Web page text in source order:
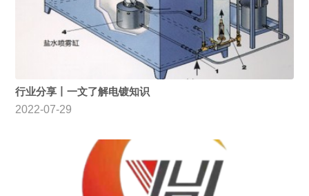
行业分享丨一文了解电镀知识
2022-07-29